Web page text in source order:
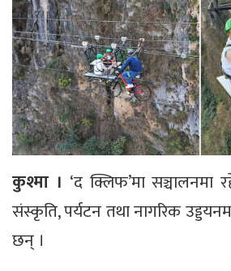
कुश्मा । ‘द क्लिफ’मा सञ्चालनमा
संस्कृति, पर्यटन तथा नागरिक
छन् ।